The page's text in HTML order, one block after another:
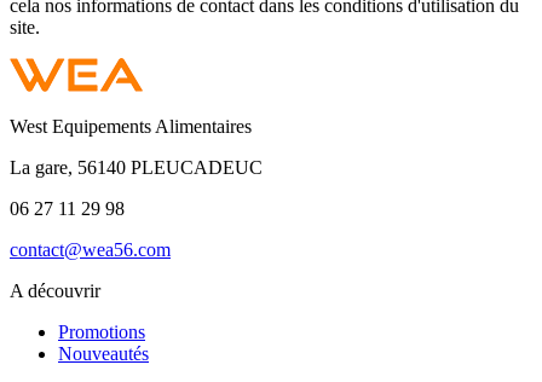
cela nos informations de contact dans les conditions d'utilisation du
site.
West Equipements Alimentaires
La gare, 56140 PLEUCADEUC
06 27 11 29 98
contact@wea56.com
A découvrir
Promotions
Nouveautés